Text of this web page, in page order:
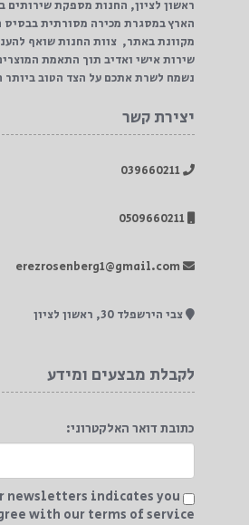
₪59.9
₪65.9
ראשון לציון, החנות מספקת שירותים
הארץ במסגרת מכירה מסורתית בבסיס
מקוונת באתר, צוות החנות שואף
שירות אישי ואדיב תוך התאמת
נשמח לשרת אתכם על הצד הטוב ביותר
יצירת קשר
צבי הירשפלד 30, ראשון לציון
לקבלת מבצעים ומידע
כתובת דואר האלקטרוני:
newsletters indicates you
with our terms of service